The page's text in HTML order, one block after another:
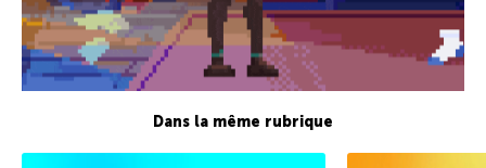
Dans la même rubrique